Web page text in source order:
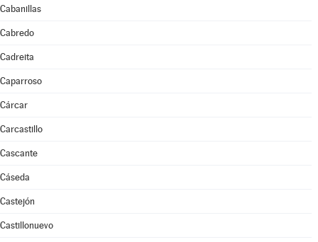
Cabanillas
Cabredo
Cadreita
Caparroso
Cárcar
Carcastillo
Cascante
Cáseda
Castejón
Castillonuevo